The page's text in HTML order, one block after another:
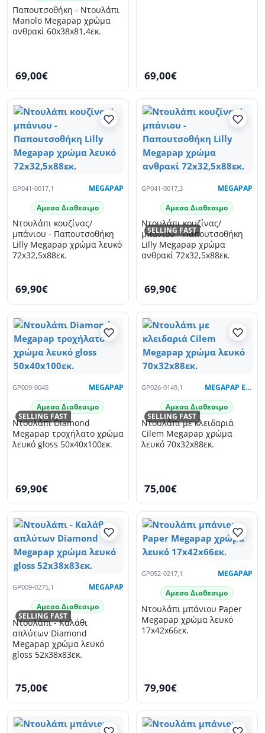
Παπουτσοθήκη - Ντουλάπι
Manolo Megapap χρώμα
ανθρακί 60x38x81,4εκ.
69,00€ 69,00€
GP041-0017,1 MEGAPAP
Αμεσα Διαθεσιμο
Ντουλάπι κουζίνας/
μπάνιου - Παπουτσοθήκη
Lilly Megapap χρώμα λευκό
72x32,5x88εκ.
69,90€
SELLING FAST
GP041-0017,3 MEGAPAP
Αμεσα Διαθεσιμο
Ντουλάπι κουζίνας/
μπάνιου - Παπουτσοθήκη
Lilly Megapap χρώμα
ανθρακί 72x32,5x88εκ.
69,90€
SELLING FAST
GP009-0045 MEGAPAP
Αμεσα Διαθεσιμο
Ντουλάπι Diamond
Megapap τροχήλατο χρώμα
λευκό gloss 50x40x100εκ.
69,90€
SELLING FAST
GP026-0149,1 MEGAPAP EXCLUSIVE
Αμεσα Διαθεσιμο
Ντουλάπι με κλειδαριά
Cilem Megapap χρώμα
λευκό 70x32x88εκ.
75,00€
SELLING FAST
GP009-0275,1 MEGAPAP
Αμεσα Διαθεσιμο
Ντουλάπι - Καλάθι
απλύτων Diamond
Megapap χρώμα λευκό
gloss 52x38x83εκ.
75,00€
GP052-0217,1 MEGAPAP
Αμεσα Διαθεσιμο
Ντουλάπι μπάνιου Paper
Megapap χρώμα λευκό
17x42x66εκ.
79,90€